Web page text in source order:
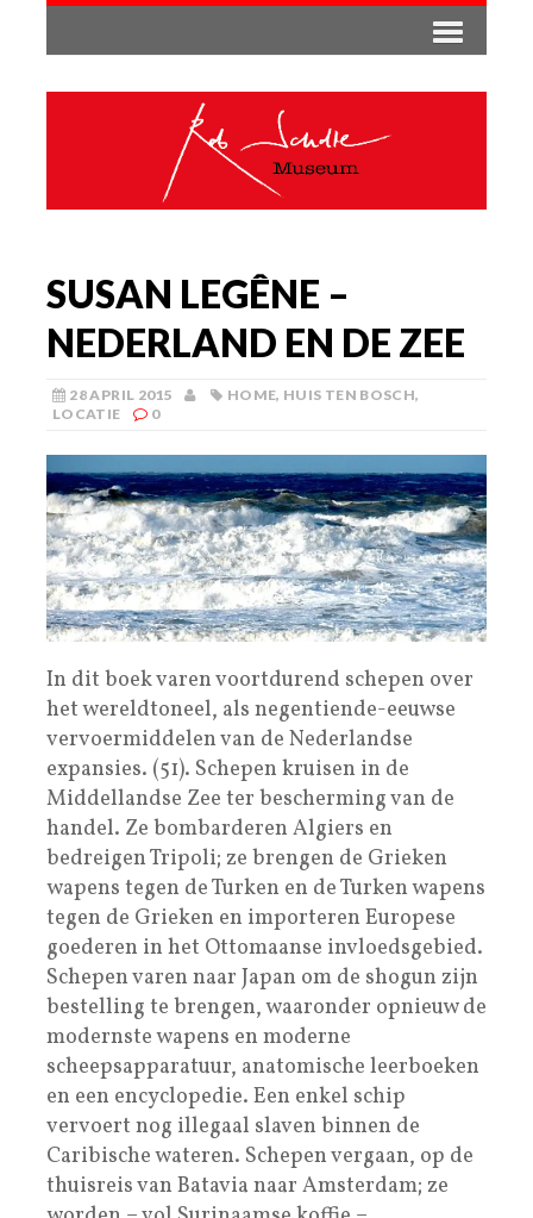
SUSAN LEGÊNE –
NEDERLAND EN DE ZEE
28 APRIL 2015 HOME, HUIS TEN BOSCH,
LOCATIE
0
In dit boek varen voortdurend schepen over
het wereldtoneel, als negentiende-eeuwse
vervoermiddelen van de Nederlandse
expansies. (51). Schepen kruisen in de
Middellandse Zee ter bescherming van de
handel. Ze bombarderen Algiers en
bedreigen Tripoli; ze brengen de Grieken
wapens tegen de Turken en de Turken wapens
tegen de Grieken en importeren Europese
goederen in het Ottomaanse invloedsgebied.
Schepen varen naar Japan om de shogun zijn
bestelling te brengen, waaronder opnieuw de
modernste wapens en moderne
scheepsapparatuur, anatomische leerboeken
en een encyclopedie. Een enkel schip
vervoert nog illegaal slaven binnen de
Caribische wateren. Schepen vergaan, op de
thuisreis van Batavia naar Amsterdam; ze